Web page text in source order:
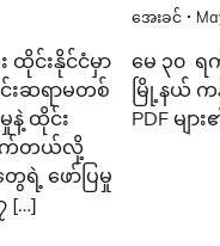
ထိုင်းနိုင်ငံမှာ
င်းဆရာမတစ်
နဲ့ ထိုင်း
က်တယ်လို့
ရဲ့ ဖော်ပြမှု
[…]
အေးခင်
မေ ၃၀ ရ
မြို့နယ် က
PDF မျာ